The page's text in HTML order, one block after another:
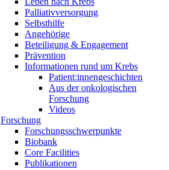
Palliativversorgung
Selbsthilfe
Angehörige
Beteiligung & Engagement
Prävention
Informationen rund um Krebs
Patient:innengeschichten
Aus der onkologischen
Forschung
Videos
Forschung
Forschungsschwerpunkte
Biobank
Core Facilities
Publikationen